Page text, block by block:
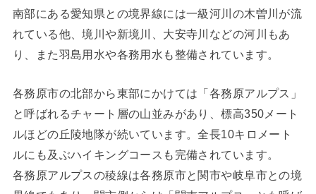
南部にある愛知県との境界線には一級河川の木曽川が流
れている他、境川や新境川、大安寺川などの河川もあ
り、また羽島用水や各務用水も整備されています。
各務原市の北部から東部にかけては「各務原アルプス」
と呼ばれるチャート層の山並みがあり、標高350メート
ルほどの丘陵地隊が続いています。全長10キロメート
ルにも及ぶハイキングコースも完備されています。
各務原アルプスの稜線は各務原市と関市や岐阜市との境